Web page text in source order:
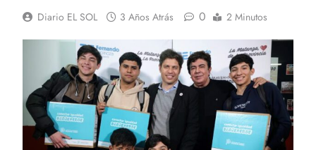
Diario EL SOL 3 Años Atrás 0 2 Minutos